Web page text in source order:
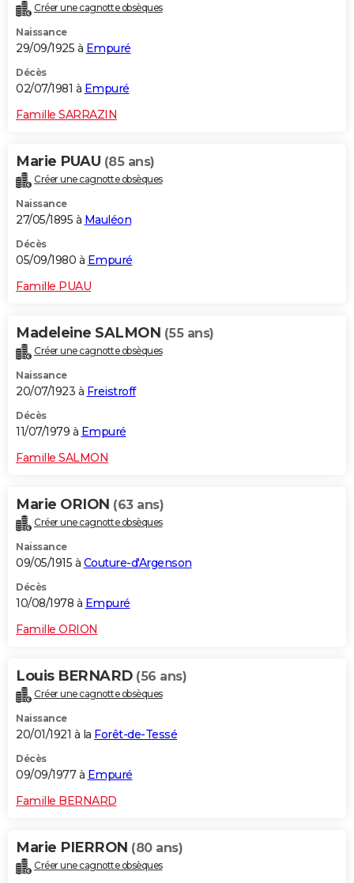
Créer une cagnotte obsèques
Naissance
29/09/1925 à Empuré
Décès
02/07/1981 à Empuré
Famille SARRAZIN
Marie PUAU (85 ans)
Créer une cagnotte obsèques
Naissance
27/05/1895 à Mauléon
Décès
05/09/1980 à Empuré
Famille PUAU
Madeleine SALMON (55 ans)
Créer une cagnotte obsèques
Naissance
20/07/1923 à Freistroff
Décès
11/07/1979 à Empuré
Famille SALMON
Marie ORION (63 ans)
Créer une cagnotte obsèques
Naissance
09/05/1915 à Couture-d'Argenson
Décès
10/08/1978 à Empuré
Famille ORION
Louis BERNARD (56 ans)
Créer une cagnotte obsèques
Naissance
20/01/1921 à la Forêt-de-Tessé
Décès
09/09/1977 à Empuré
Famille BERNARD
Marie PIERRON (80 ans)
Créer une cagnotte obsèques